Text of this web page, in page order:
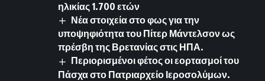
ηλικίας 1.700 ετών
Νέα στοιχεία στο φως για την
υποψηφιότητα του Πίτερ Μάντελσον ως
πρέσβη της Βρετανίας στις ΗΠΑ.
Περιορισμένοι φέτος οι εορτασμοί του
Πάσχα στο Πατριαρχείο Ιεροσολύμων.